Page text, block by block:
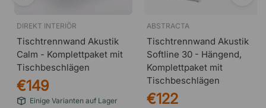
DIREKT INTERIÖR
Tischtrennwand Akustik
Calm - Komplettpaket mit
Tischbeschlägen
€149
Einige Varianten auf Lager
ABSTRACTA
Tischtrennwand Akustik
Softline 30 - Hängend,
Komplettpaket mit
Tischbeschlägen
€122